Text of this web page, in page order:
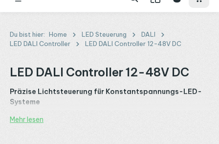
Du bist hier: Home LED Steuerung
DALI
LED DALI Controller
LED DALI Controller 12-48V DC
LED DALI Controller 12-48V DC
Präzise Lichtsteuerung für Konstantspannungs-LED-
Systeme
UnsereLED DALI Controller 12–48V DC
Mehr lesen